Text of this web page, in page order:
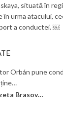
situată în
urma atacului,
a conductei. ￼
Orbán pune
Gazeta Brasovului